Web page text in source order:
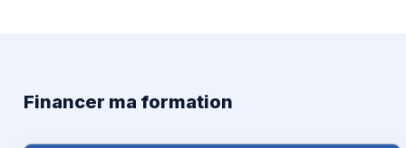
Financer ma formation